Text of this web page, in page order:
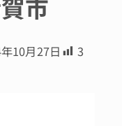
市
10月27日 3